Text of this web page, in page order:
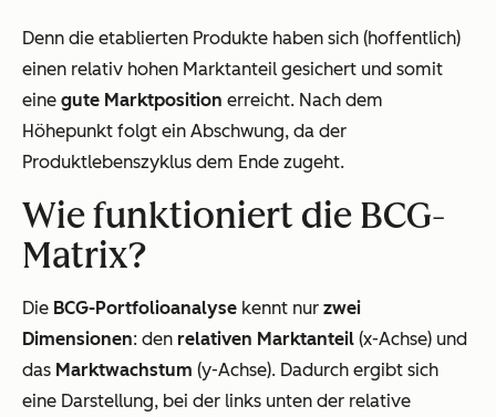
Denn die etablierten Produkte haben sich (hoffentlich)
einen relativ hohen Marktanteil gesichert und somit
eine gute Marktposition erreicht. Nach dem
Höhepunkt folgt ein Abschwung, da der
Produktlebenszyklus dem Ende zugeht.
Wie funktioniert die BCG-
Matrix?
Die BCG-Portfolioanalyse kennt nur zwei
Dimensionen: den relativen Marktanteil (x-Achse) und
das Marktwachstum (y-Achse). Dadurch ergibt sich
eine Darstellung, bei der links unten der relative